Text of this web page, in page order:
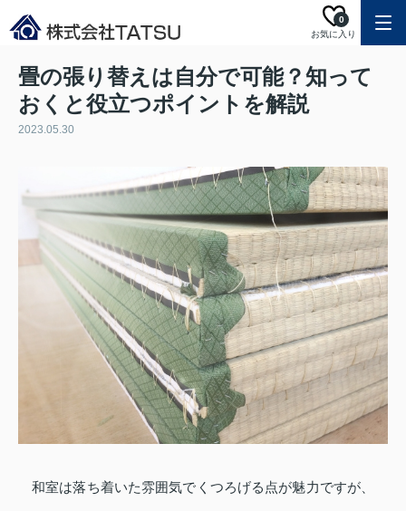
お気に入り
0
畳の張り替えは自分で可能？知って
おくと役立つポイントを解説
2023.05.30
和室は落ち着いた雰囲気でくつろげる点が魅力ですが、